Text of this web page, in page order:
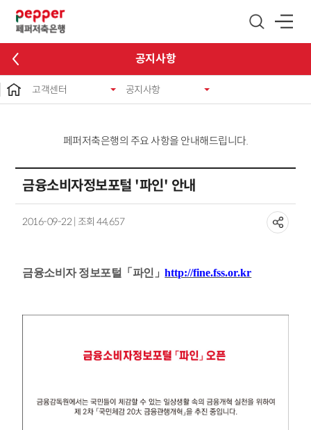
공지사항
고객센터 공지사항
페퍼저축은행의 주요 사항을 안내해드립니다.
금융소비자정보포털 '파인' 안내
2016-09-22 | 조회 44,657
금융소비자 정보포털 「파인」http://fine.fss.or.kr